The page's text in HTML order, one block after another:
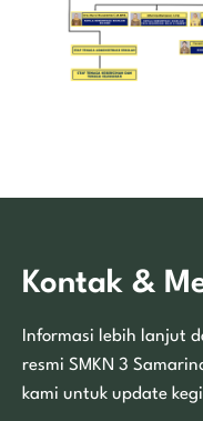
Kontak &
Informasi lebih lanjut
resmi SMKN 3
kami untuk update